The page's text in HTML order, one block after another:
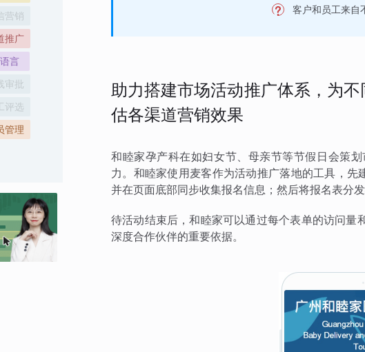
营销
推广
言
审批
评选
管理
客户和员工来自
助力搭建市场活动推广体系，为
估各渠道营销效果
和睦家孕产科在如妇女节、母亲节等节假日会策
力。和睦家使用麦客作为活动推广落地的工具，先
并在页面底部同步收集报名信息；然后将报名表分
待活动结束后，和睦家可以通过每个表单的访问量
深度合作伙伴的重要依据。